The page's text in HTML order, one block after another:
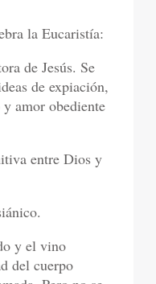
la Eucaristía:
de Jesús. Se
de expiación,
amor obediente
entre Dios y
y el vino
del cuerpo